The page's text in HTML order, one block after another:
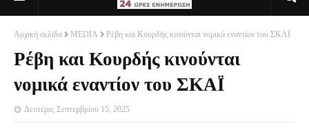
Αρχική σελίδα MEDIA Ρέβη και Κουρδής κινούνται νομικά εναντίον του ΣΚΑΪ
Ρέβη και Κουρδής κινούνται
νομικά εναντίον του ΣΚΑΪ
Δευτέρα, Σεπτεμβρίου 15, 2025